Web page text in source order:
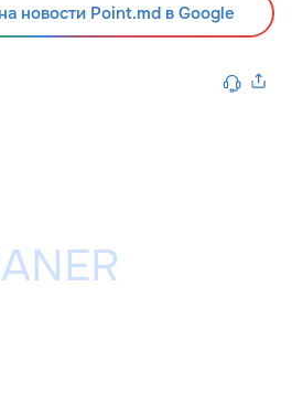
новости Point.md в Google